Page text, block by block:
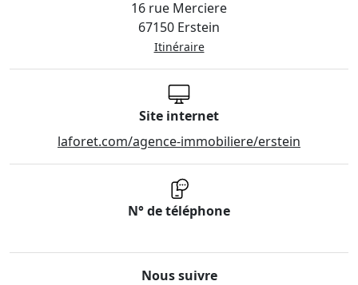
16 rue Merciere
67150 Erstein
Itinéraire
Site internet
laforet.com/agence-immobiliere/erstein
N° de téléphone
Nous suivre